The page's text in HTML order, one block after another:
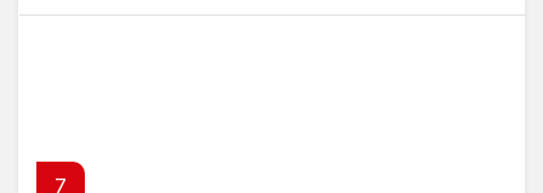
7